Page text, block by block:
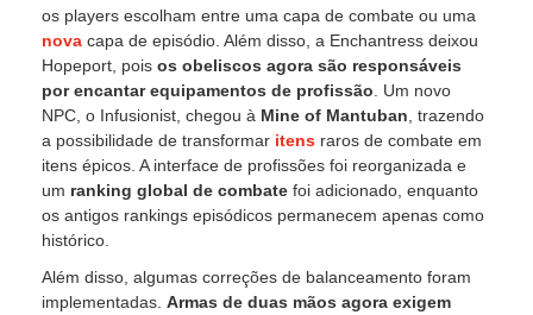
os players escolham entre uma capa de combate ou uma
nova capa de episódio. Além disso, a Enchantress deixou
Hopeport, pois os obeliscos agora são responsáveis
por encantar equipamentos de profissão . Um novo
NPC, o Infusionist, chegou à Mine of Mantuban , trazendo
a possibilidade de transformar itens raros de combate em
itens épicos. A interface de profissões foi reorganizada e
um ranking global de combate foi adicionado, enquanto
os antigos rankings episódicos permanecem apenas como
histórico.
Além disso, algumas correções de balanceamento foram
implementadas. Armas de duas mãos agora exigem